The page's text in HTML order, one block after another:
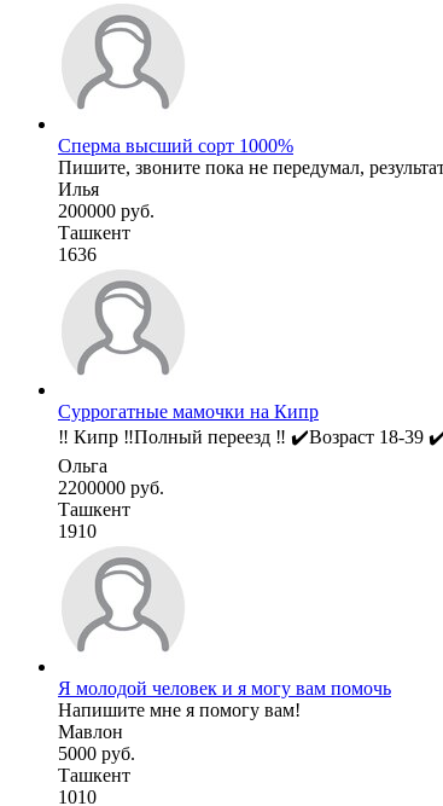
Сперма высший сорт 1000%
Пишите, звоните пока не передумал,
Илья
200000 руб.
Ташкент
1636
Суррогатные мамочки на Кипр
‼️ Кипр ‼️Полный переезд ‼️ ✔️Возраст 18-39
Ольга
2200000 руб.
Ташкент
1910
Я молодой человек и я могу вам помочь
Напишите мне я помогу вам!
Мавлон
5000 руб.
Ташкент
1010